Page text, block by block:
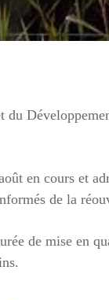
en cours et
de la
de mise en